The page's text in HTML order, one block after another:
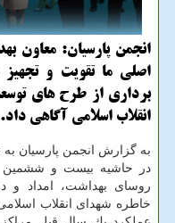
انجمن پارسیان: معاون
اصلی ما تقویت و تجهیز
برداری از طرح های
انقلاب اسلامی آگاهی داد.
به گزارش انجمن پارسیان
در حاشیه بیست و ششمین
روسای بهداشت، امداد و
خاطره شهدای انقلاب